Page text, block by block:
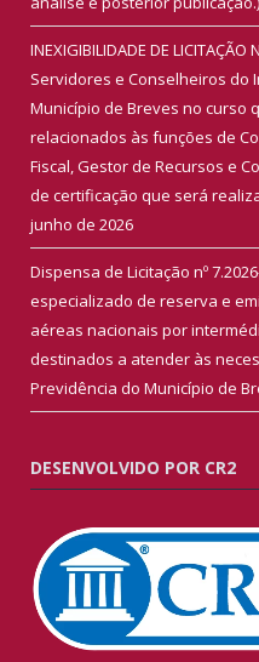
INEXIGIBILIDADE DE
Servidores e Conselheiros do
Município de Breves no curso
relacionados às funções de
Fiscal, Gestor de Recursos e
de certificação que será
junho de 2026
Dispensa de Licitação nº
especializado de reserva e
aéreas nacionais por
destinados a atender às
Previdência do Município de
DESENVOLVIDO POR CR2